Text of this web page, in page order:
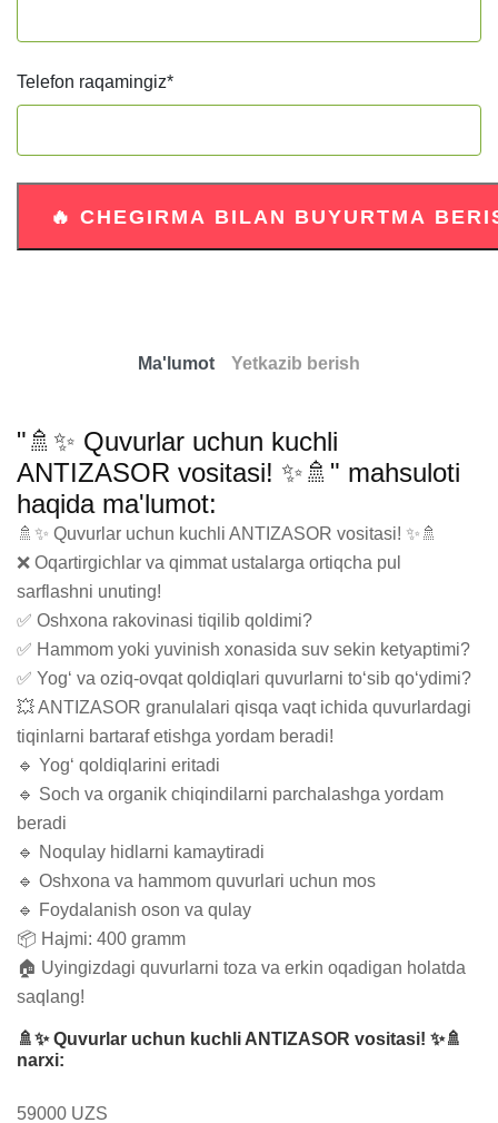
Telefon raqamingiz*
Ma'lumot Yetkazib berish
"🚿✨ Quvurlar uchun kuchli
ANTIZASOR vositasi! ✨🚿" mahsuloti
haqida ma'lumot:
🚿✨ Quvurlar uchun kuchli ANTIZASOR vositasi! ✨🚿
❌ Oqartirgichlar va qimmat ustalarga ortiqcha pul
sarflashni unuting!
✅ Oshxona rakovinasi tiqilib qoldimi?
✅ Hammom yoki yuvinish xonasida suv sekin ketyaptimi?
✅ Yog‘ va oziq-ovqat qoldiqlari quvurlarni to‘sib qo‘ydimi?
💥 ANTIZASOR granulalari qisqa vaqt ichida quvurlardagi
tiqinlarni bartaraf etishga yordam beradi!
🔹 Yog‘ qoldiqlarini eritadi
🔹 Soch va organik chiqindilarni parchalashga yordam
beradi
🔹 Noqulay hidlarni kamaytiradi
🔹 Oshxona va hammom quvurlari uchun mos
🔹 Foydalanish oson va qulay
📦 Hajmi: 400 gramm
🏠 Uyingizdagi quvurlarni toza va erkin oqadigan holatda
saqlang!
🚿✨ Quvurlar uchun kuchli ANTIZASOR vositasi! ✨🚿
narxi:
59000 UZS